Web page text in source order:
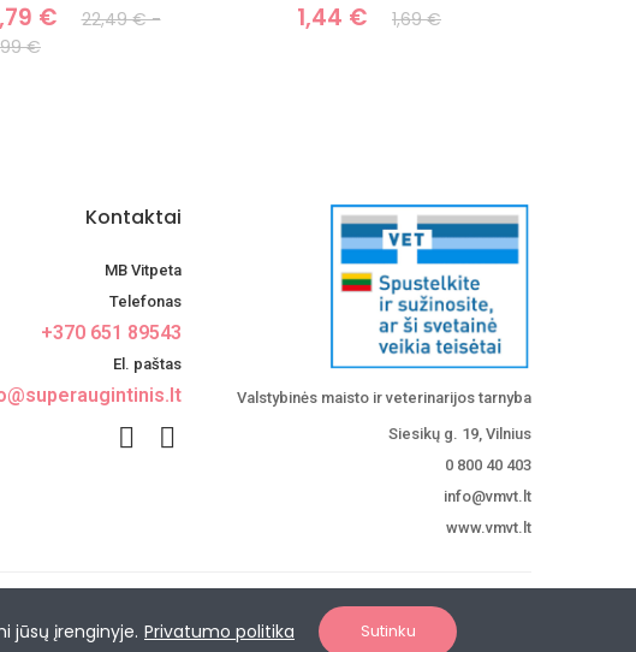
€
22,49 € -
€
1,44 € 1,69 €
Kontaktai
MB Vitpeta
Telefonas
+370 651 89543
El. paštas
Valstybinės maisto ir veterinarijos tarnyba
Siesikų g. 19, Vilnius
0 800 40 403
info@vmvt.lt
www.vmvt.lt
jūsų įrenginyje. Privatumo politika Sutinku